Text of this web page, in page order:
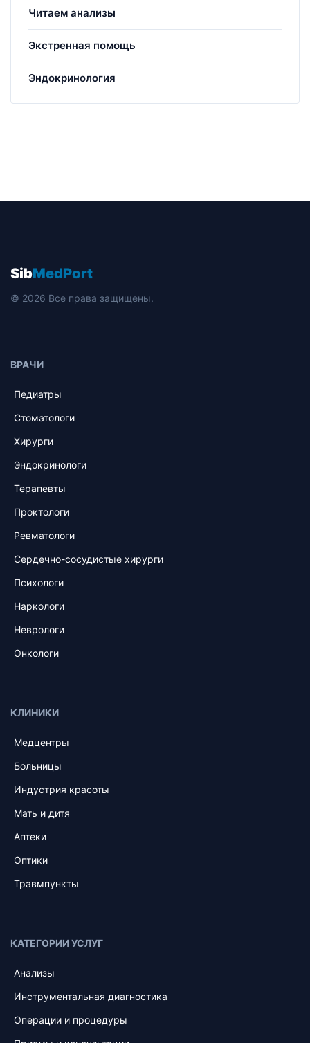
Читаем анализы
Экстренная помощь
Эндокринология
SibMedPort
© 2026 Все права защищены.
ВРАЧИ
Педиатры
Стоматологи
Хирурги
Эндокринологи
Терапевты
Проктологи
Ревматологи
Сердечно-сосудистые хирурги
Психологи
Наркологи
Неврологи
Онкологи
КЛИНИКИ
Медцентры
Больницы
Индустрия красоты
Мать и дитя
Аптеки
Оптики
Травмпункты
КАТЕГОРИИ УСЛУГ
Анализы
Инструментальная диагностика
Операции и процедуры